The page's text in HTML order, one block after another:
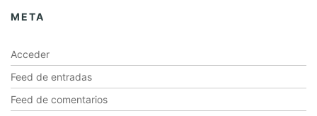
META
Acceder
Feed de entradas
Feed de comentarios